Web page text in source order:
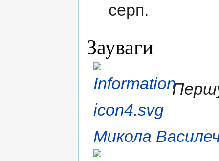
серп.
Зауваги
Першу
Микола